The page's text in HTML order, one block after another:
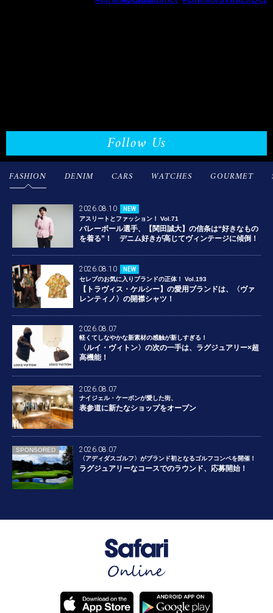
Follow Us
FASHION DENIM CARS WATCHES GOURMET
2026.08.10
NEW
アスリートとファッション！ Vol.71
バレーボール選手、【関田誠大】の信条は“好きなもの
を着る”！ デニム好きが高じてヴィンテージに傾倒！
2026.08.10
NEW
セレブのお気に入りブランドの正体！ Vol.193
【トラヴィス・ケルシー】の愛用ブランドは、〈ヴァ
レンティノ〉の開襟シャツ！
2026.08.07
軽くてしなやかな新素材の感触が新しすぎる！
〈ルイ・ヴィトン〉の次の一手は、ラグジュアリー×超
高機能！
2026.08.07
ナイジェル・ケーボンが愛した街、
表参道に新たなショップをオープン
SPONSORED 2026.08.07
〈アディダスゴルフ〉がブランド初となるゴルフコンペを開催！
ラグジュアリーなコースでのラウンド、応募開始！